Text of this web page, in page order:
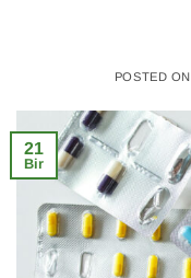
POSTED ON
21
Bir